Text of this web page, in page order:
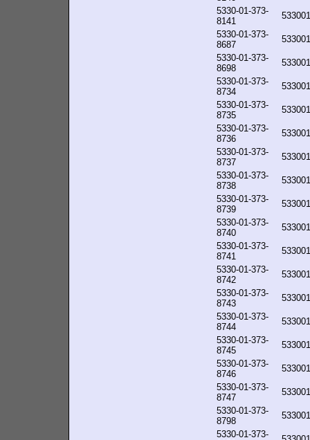
5330-01-373-
8141
5330-01-373-
8687
5330-01-373-
8698
5330-01-373-
8734
5330-01-373-
8735
5330-01-373-
8736
5330-01-373-
8737
5330-01-373-
8738
5330-01-373-
8739
5330-01-373-
8740
5330-01-373-
8741
5330-01-373-
8742
5330-01-373-
8743
5330-01-373-
8744
5330-01-373-
8745
5330-01-373-
8746
5330-01-373-
8747
5330-01-373-
8798
5330-01-373-